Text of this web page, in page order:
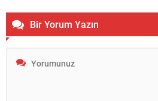
Bir Yorum Yazın